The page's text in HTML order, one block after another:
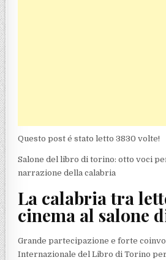
Questo post é stato letto 3830 volte!
Salone del libro di torino: otto voci
narrazione della calabria
La calabria tra
cinema al salone
Grande partecipazione e forte
Internazionale del Libro di Torino